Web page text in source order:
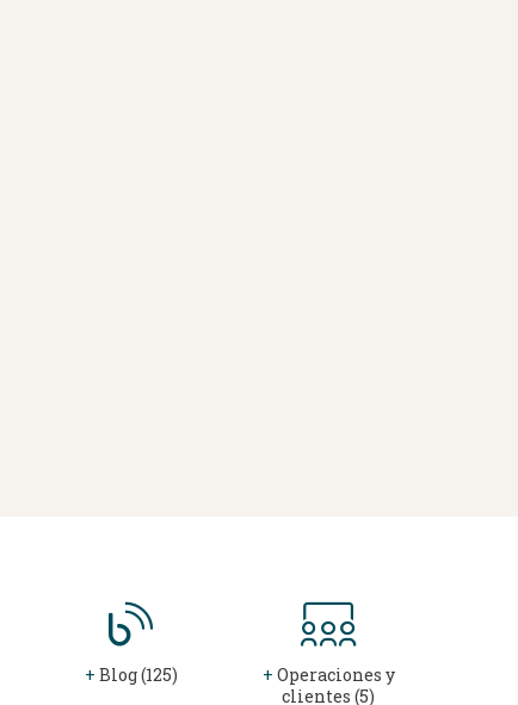
+ Blog (125) + Operaciones y
clientes (5)